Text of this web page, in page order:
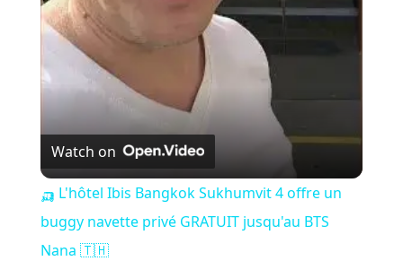
Watch on
🛺 L'hôtel Ibis Bangkok Sukhumvit 4 offre un
buggy navette privé GRATUIT jusqu'au BTS
Nana 🇹🇭